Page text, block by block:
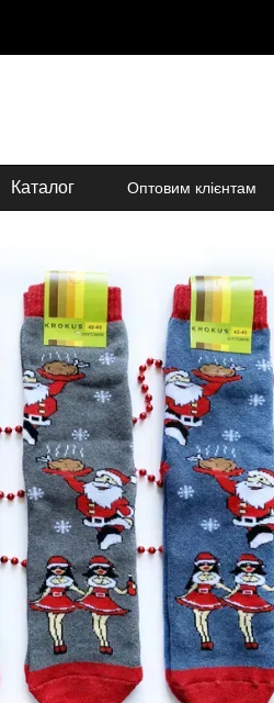
Каталог Оптовим клієнтам